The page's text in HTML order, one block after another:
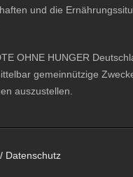
und die
OHNE HUNGER
gemeinnützige
auszustellen.
Datenschutz